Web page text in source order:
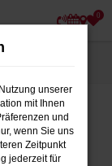
0
unserer
mit Ihnen
und
wenn Sie uns
Zeitpunkt
jederzeit für